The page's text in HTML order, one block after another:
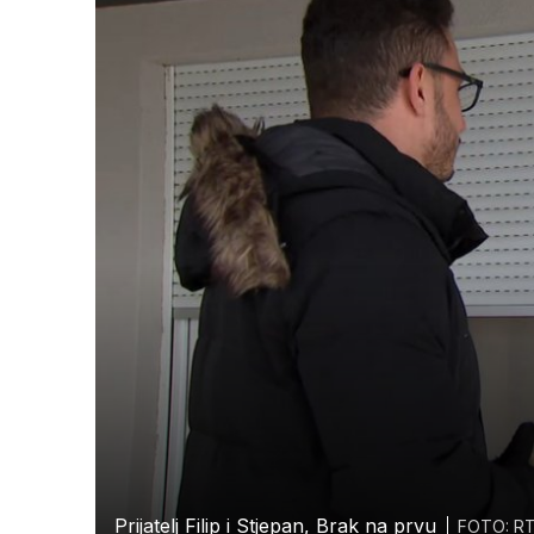
Prijatelj Filip i Stjepan, Brak na prvu FOTO: